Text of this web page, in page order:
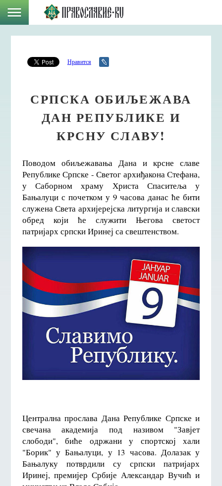
Нравится
СРПСКА ОБИЉЕЖАВА
ДАН РЕПУБЛИКЕ И
КРСНУ СЛАВУ!
Поводом обиљежавања Дана и крсне славе
Републике Српске - Светог архиђакона Стефана,
у Саборном храму Христа Спаситеља у
Бањалуци с почетком у 9 часова данас ће бити
служена Света архијерејска литургија и славски
обред који ће служити Његова светост
патријарх српски Иринеј са свештенством.
Централна прослава Дана Републике Српске и
свечана академија под називом "Завјет
слободи", биће одржани у спортској хали
"Борик" у Бањалуци, у 13 часова. Долазак у
Бањалуку потврдили су српски патријарх
Иринеј, премијер Србије Александар Вучић и